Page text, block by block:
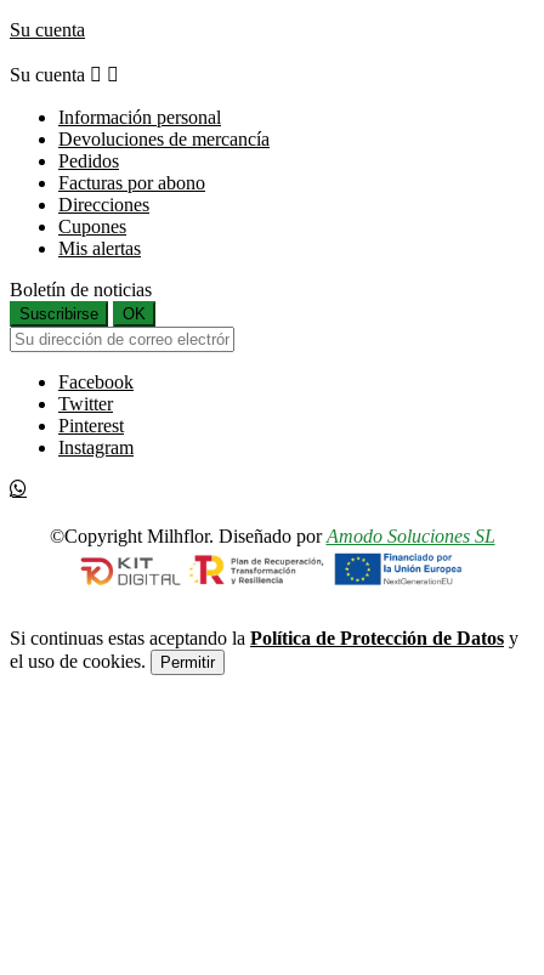
Su cuenta
Su cuenta  
Información personal
Devoluciones de mercancía
Pedidos
Facturas por abono
Direcciones
Cupones
Mis alertas
Boletín de noticias
Suscribirse OK
Facebook
Twitter
Pinterest
Instagram
©Copyright Milhflor. Diseñado porAmodo Soluciones SL
Si continuas estas aceptando la Política de Protección de Datos y
el uso de cookies.
Permitir